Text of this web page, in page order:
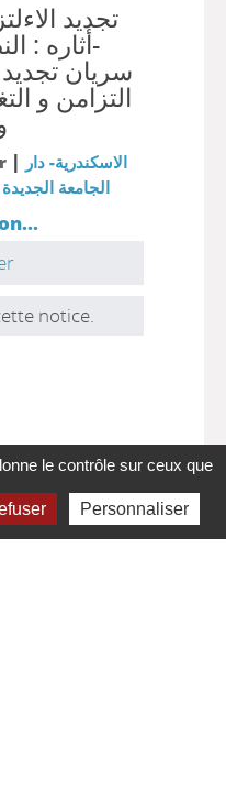
تجديد
-أثاره :
سريان
التزامن و
| الاسكندرية- دار
الجامعة الجديدة
notice.
5 6
(31
50 100 200
le contrôle sur ceux que
Personnaliser